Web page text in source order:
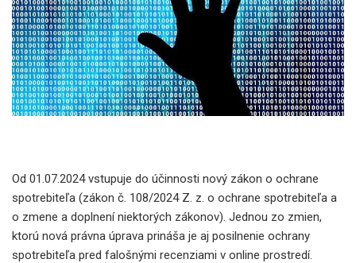
Od 01.07.2024 vstupuje do účinnosti nový zákon o ochrane
spotrebiteľa (zákon č. 108/2024 Z. z. o ochrane spotrebiteľa a
o zmene a doplnení niektorých zákonov). Jednou zo zmien,
ktorú nová právna úprava prináša je aj posilnenie ochrany
spotrebiteľa pred falošnými recenziami v online prostredí.